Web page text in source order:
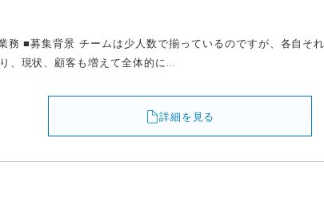
務 ■募集背景 チームは少人数で揃っているのですが、各自そ
、現状、顧客も増えて全体的に...
詳細を見る